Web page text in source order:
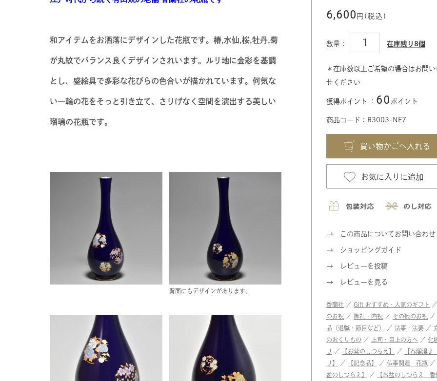
和アイテムをお洒落にデザインした花瓶です。椿,水仙,桜,牡丹,菊
が丸紋でバランス良くデザインされいます。ルリ地に金彩を基調
とし、盛絵具で多彩な花びらの色合いが描かれています。何気な
い一輪の花をそっと引き立て、さりげなく空間を演出する美しい
瑠璃の花瓶です。
背面にもデザインがあります。
6,600 円(税込)
数量： 在庫残り8個
＊在庫数以上ご希望の場合はお問い
せください
獲得ポイント ： 60 ポイント
商品コード：R3003-NE7
お気に入りに追加
この商品についてお問い合わせ
ショッピングガイド
レビューを投稿
レビューを見る
香蘭社 ／ Gift おすすめ・人気のギフト
のお祝 ／ 御礼・内祝 ／ その他のお祝 ／
品（退職・節目など）
／ 法事・法要 ／
のおくりもの ／ 上司・目上の方へ ／ 化
り
／ 【お盆のしつらえ】 ／
【春爛漫
り】
／ 【記念品】 ／ 仏事関連 花瓶 ／
盆のしつらえ】
／
【お盆のしつらえ 香